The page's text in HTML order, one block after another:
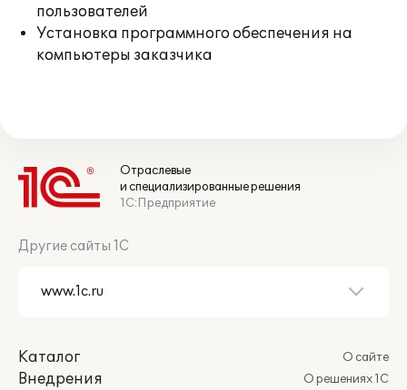
пользователей
Установка программного обеспечения на
компьютеры заказчика
Отраслевые
и специализированные решения
1С:Предприятие
Другие сайты 1С
Каталог
Внедрения
О сайте
О решениях 1С